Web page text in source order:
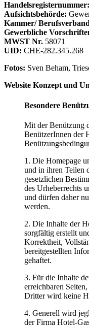
Handelsregisternummer:
Aufsichtsbehörde:
Kammer/
Gewerbliche
MWST Nr. 58071
UID: CHE-282.345.268
Fotos: Sven Beham,
Website Konzept und
Besondere
Mit der Benützung
BenützerInnen der
1. Die Homepage
und in ihren Teilen
gesetzlichen
des Urheberrechts
und dürfen daher
werden.
2. Die Inhalte der
sorgfältig erstellt
Korrektheit,
bereitgestellten
gehaftet.
3. Für die Inhalte
erreichbaren
Dritter wird keine
4. Generell wird
der Firma Hotel-